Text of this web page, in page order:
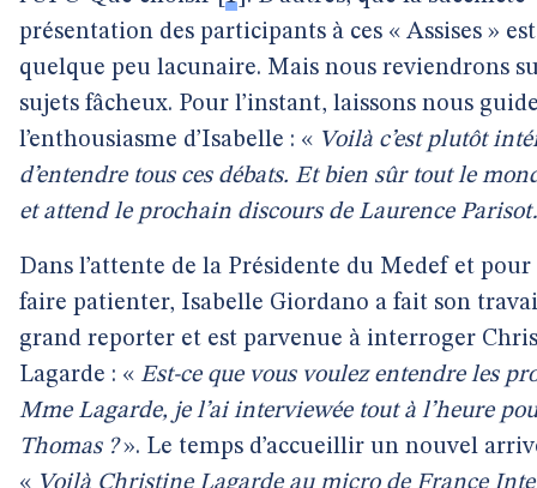
présentation des participants à ces « Assises » est
quelque peu lacunaire. Mais nous reviendrons
sujets fâcheux. Pour l’instant, laissons nous
l’enthousiasme d’Isabelle : « Voilà c’est plutôt
d’entendre tous ces débats. Et bien sûr tout le
et attend le prochain discours de Laurence
Dans l’attente de la Présidente du Medef et pour
faire patienter, Isabelle Giordano a fait son
grand reporter et est parvenue à interroger
Lagarde : « Est-ce que vous voulez entendre les
Mme Lagarde, je l’ai interviewée tout à l’heure
Thomas ?». Le temps d’accueillir un nouvel
« Voilà Christine Lagarde au micro de France